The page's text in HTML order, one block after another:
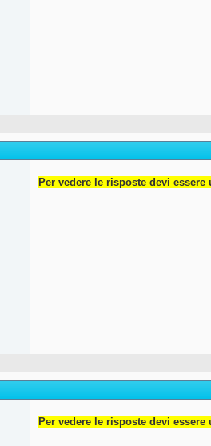
Per vedere le risposte devi
Per vedere le risposte devi